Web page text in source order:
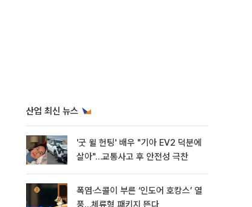
산업 최신 뉴스
'굿 윌 헌팅' 배우 "기아 EV2 덕분에
살아"…교통사고 후 안전성 극찬
폭염·스콜이 부른 ‘인도어 호캉스’ 열
풍…체류형 패키지 뜬다